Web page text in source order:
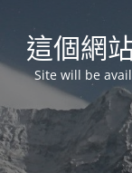
這個網
Site will be